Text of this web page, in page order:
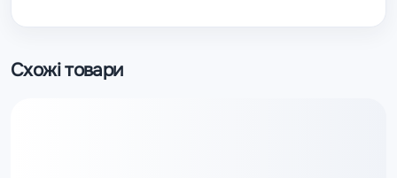
Схожі товари